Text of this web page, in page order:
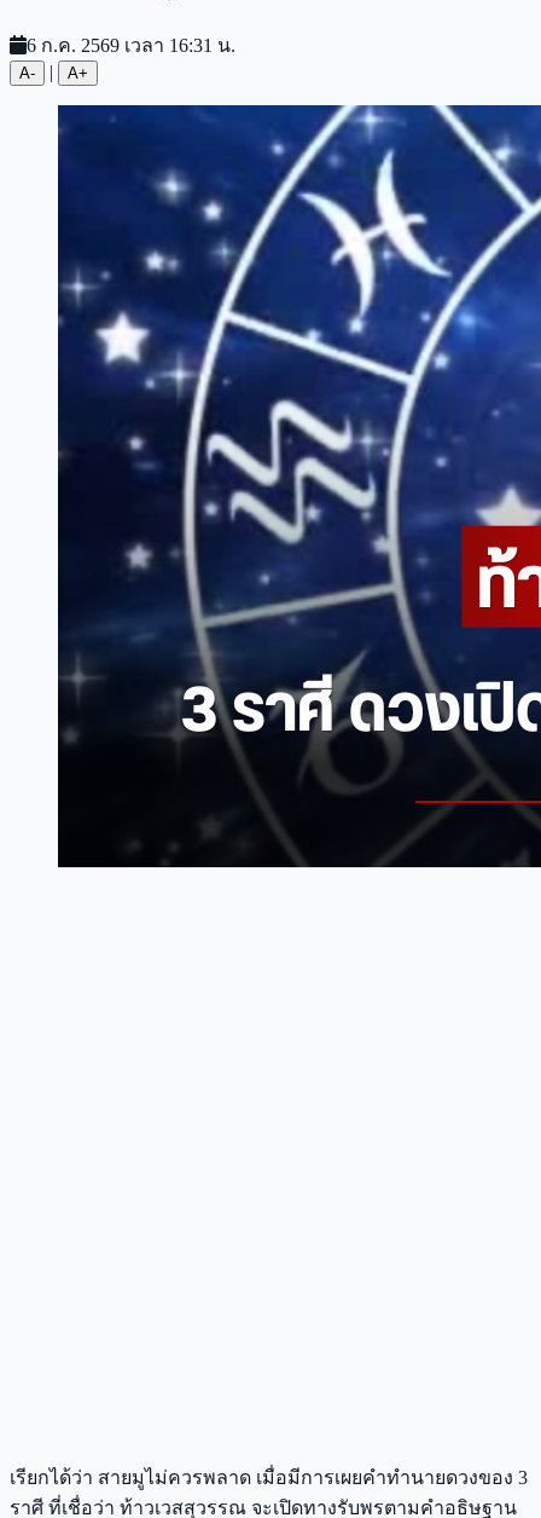
6 ก.ค. 2569 เวลา 16:31 น.
A- | A+
เรียกได้ว่า สายมูไม่ควรพลาด เมื่อมีการเผยคำทำนายดวงของ 3
ราศี ที่เชื่อว่า ท้าวเวสสุวรรณ จะเปิดทางรับพรตามคำอธิษฐาน